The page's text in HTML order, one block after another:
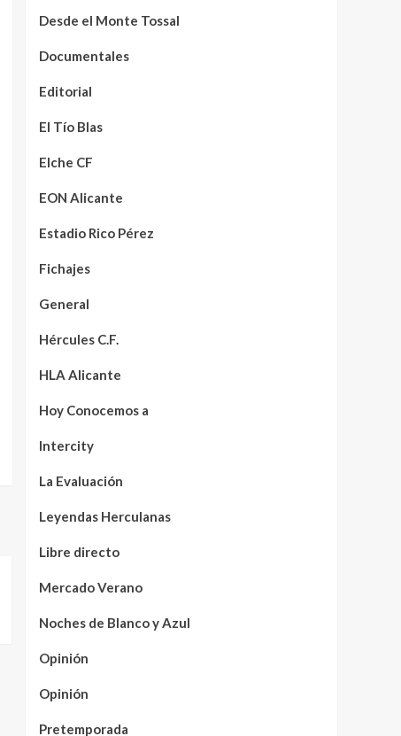
Desde el Monte Tossal
Documentales
Editorial
El Tío Blas
Elche CF
EON Alicante
Estadio Rico Pérez
Fichajes
General
Hércules C.F.
HLA Alicante
Hoy Conocemos a
Intercity
La Evaluación
Leyendas Herculanas
Libre directo
Mercado Verano
Noches de Blanco y Azul
Opinión
Opinión
Pretemporada